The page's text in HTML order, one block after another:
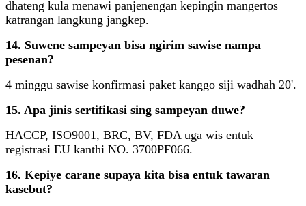
dhateng kula menawi panjenengan kepingin mangertos
katrangan langkung jangkep.
14. Suwene sampeyan bisa ngirim sawise nampa
pesenan?
4 minggu sawise konfirmasi paket kanggo siji wadhah 20'.
15. Apa jinis sertifikasi sing sampeyan duwe?
HACCP, ISO9001, BRC, BV, FDA uga wis entuk
registrasi EU kanthi NO. 3700PF066.
16. Kepiye carane supaya kita bisa entuk tawaran
kasebut?